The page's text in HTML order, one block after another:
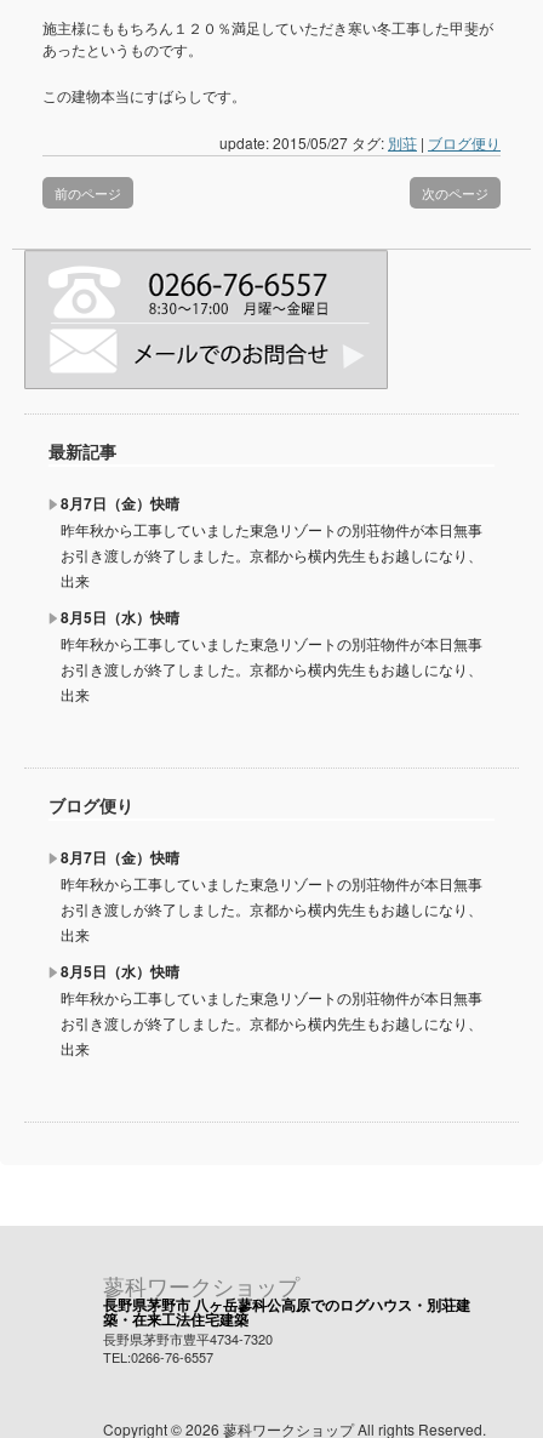
施主様にももちろん１２０％満足していただき寒い冬工事した甲斐が
あったというものです。
この建物本当にすばらしです。
update: 2015/05/27 タグ: 別荘 | ブログ便り
前のページ 次のページ
最新記事
8月7日（金）快晴
昨年秋から工事していました東急リゾートの別荘物件が本日無事
お引き渡しが終了しました。京都から横内先生もお越しになり、
出来
8月5日（水）快晴
昨年秋から工事していました東急リゾートの別荘物件が本日無事
お引き渡しが終了しました。京都から横内先生もお越しになり、
出来
ブログ便り
8月7日（金）快晴
昨年秋から工事していました東急リゾートの別荘物件が本日無事
お引き渡しが終了しました。京都から横内先生もお越しになり、
出来
8月5日（水）快晴
昨年秋から工事していました東急リゾートの別荘物件が本日無事
お引き渡しが終了しました。京都から横内先生もお越しになり、
出来
蓼科ワークショップ
長野県茅野市 八ヶ岳蓼科公高原でのログハウス・別荘建
築・在来工法住宅建築
長野県茅野市豊平4734-7320
TEL:0266-76-6557
Copyright © 2026 蓼科ワークショップ All rights Reserved.